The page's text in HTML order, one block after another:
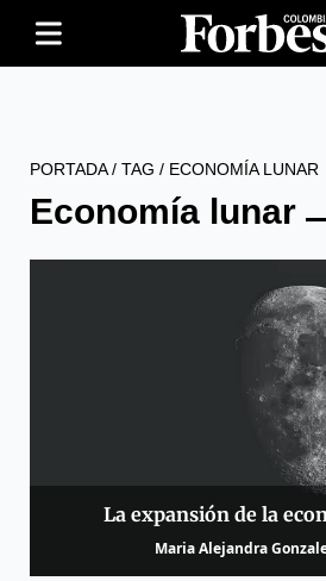
PORTADA/ TAG / ECONOMÍA LUNAR
Economía lunar
La expansión de la
Maria Alejandra